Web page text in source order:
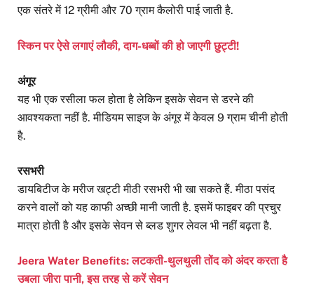
एक संतरे में 12 ग्रीमी और 70 ग्राम कैलोरी पाई जाती है.
स्किन पर ऐसे लगाएं लौकी, दाग-धब्बों की हो जाएगी छुट्टी!
अंगूर
यह भी एक रसीला फल होता है लेकिन इसके सेवन से डरने की
आवश्यकता नहीं है. मीडियम साइज के अंगूर में केवल 9 ग्राम चीनी होती
है.
रसभरी
डायबिटीज के मरीज खट्टी मीठी रसभरी भी खा सकते हैं. मीठा पसंद
करने वालों को यह काफी अच्छी मानी जाती है. इसमें फाइबर की प्रचुर
मात्रा होती है और इसके सेवन से ब्लड शुगर लेवल भी नहीं बढ़ता है.
Jeera Water Benefits: लटकती-थुलथुली तोंद को अंदर करता है
उबला जीरा पानी, इस तरह से करें सेवन